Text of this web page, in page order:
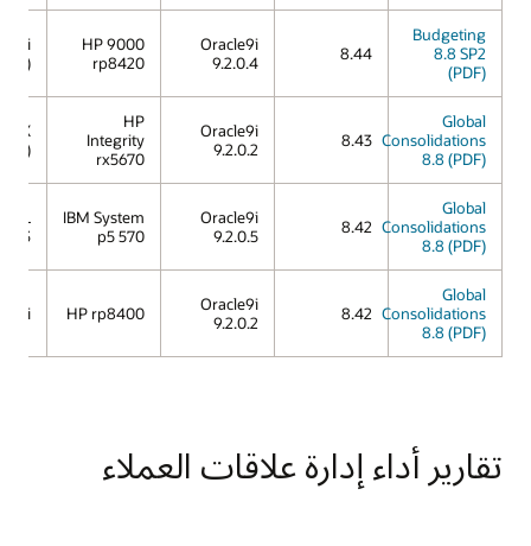
Budgeting
8.8 SP2
(PDF)
8.44
Oracle9i
9.2.0.4
HP 9000
rp8420
11i
Global
Consolidations
8.8 (PDF)
8.43
Oracle9i
9.2.0.2
HP
Integrity
rx5670
UX
Global
Consolidations
8.8 (PDF)
8.42
Oracle9i
9.2.0.5
IBM System
p5 570
V5.3
Global
Consolidations
8.8 (PDF)
8.42
Oracle9i
9.2.0.2
HP rp8400
11i
تقارير أداء إدارة علاقات العملاء